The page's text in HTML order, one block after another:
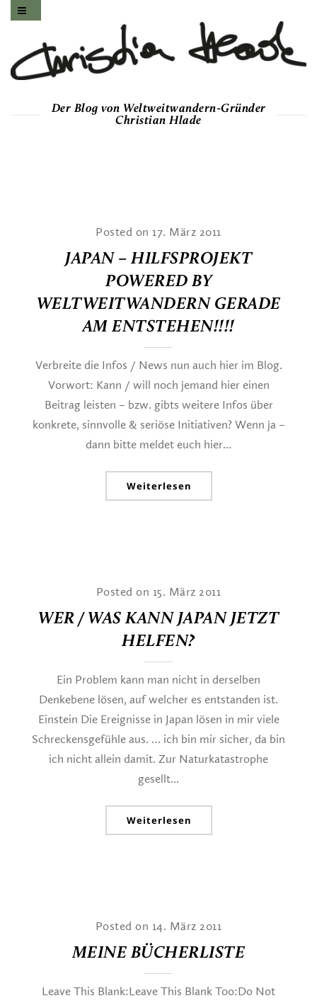
Der Blog von Weltweitwandern-Gründer
Christian Hlade
Posted on 17. März 2011
JAPAN – HILFSPROJEKT
POWERED BY
WELTWEITWANDERN GERADE
AM ENTSTEHEN!!!!
Verbreite die Infos / News nun auch hier im Blog.
Vorwort: Kann / will noch jemand hier einen
Beitrag leisten – bzw. gibts weitere Infos über
konkrete, sinnvolle & seriöse Initiativen? Wenn ja –
dann bitte meldet euch hier...
Weiterlesen
Posted on 15. März 2011
WER / WAS KANN JAPAN JETZT
HELFEN?
Ein Problem kann man nicht in derselben
Denkebene lösen, auf welcher es entstanden ist.
Einstein Die Ereignisse in Japan lösen in mir viele
Schreckensgefühle aus. … ich bin mir sicher, da bin
ich nicht allein damit. Zur Naturkatastrophe
gesellt...
Weiterlesen
Posted on 14. März 2011
MEINE BÜCHERLISTE
Leave This Blank:Leave This Blank Too:Do Not